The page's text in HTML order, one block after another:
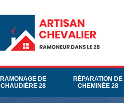
RAMONAGE DE
CHAUDIÈRE 28
RÉPARATION DE
CHEMINÉE 28